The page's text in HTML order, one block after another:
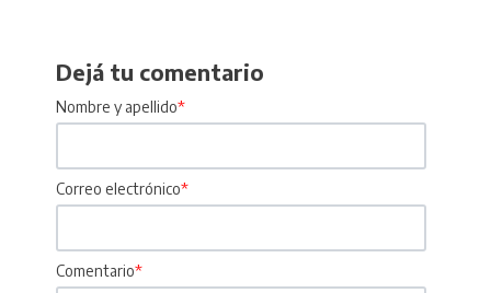
Dejá tu comentario
Nombre y apellido*
Correo electrónico*
Comentario*